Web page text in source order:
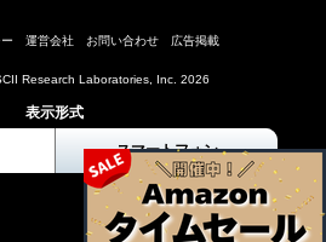
運営会社 お問い合わせ 広告掲載
Research Laboratories, Inc. 2026
表示形式
スマートフォン